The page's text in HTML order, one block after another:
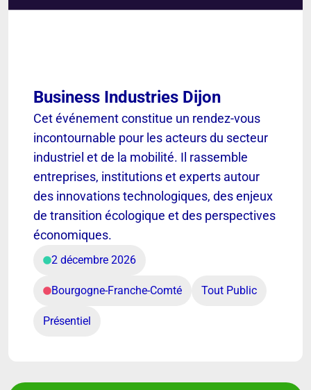
Business Industries Dijon
Cet événement constitue un rendez-vous
incontournable pour les acteurs du secteur
industriel et de la mobilité. Il rassemble
entreprises, institutions et experts autour
des innovations technologiques, des enjeux
de transition écologique et des perspectives
économiques.
2 décembre 2026
Bourgogne-Franche-Comté Tout Public
Présentiel